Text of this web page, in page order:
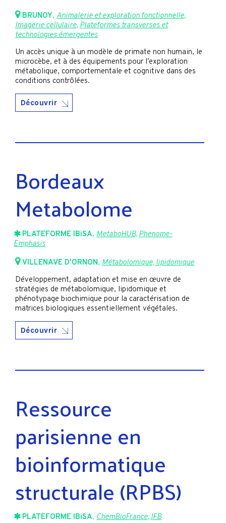
BRUNOY, Animalerie et exploration fonctionnelle,
Imagerie cellulaire,Plateformes transverses et
technologies émergentes
Un accès unique à un modèle de primate non humain, le
microcèbe, et à des équipements pour l’exploration
métabolique, comportementale et cognitive dans des
conditions contrôlées.
Découvrir
Bordeaux
Metabolome
PLATEFORME IBiSA, MetaboHUB, Phenome-
Emphasis
VILLENAVE D'ORNON, Métabolomique, lipidomique
Développement, adaptation et mise en œuvre de
stratégies de métabolomique, lipidomique et
phénotypage biochimique pour la caractérisation de
matrices biologiques essentiellement végétales.
Découvrir
Ressource
parisienne en
bioinformatique
structurale (RPBS)
PLATEFORME IBiSA, ChemBioFrance,IFB